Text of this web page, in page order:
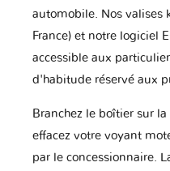
automobile. Nos valises
France) et notre logiciel
accessible aux
d'habitude réservé aux
Branchez le boîtier sur
effacez votre voyant
par le concessionnaire.